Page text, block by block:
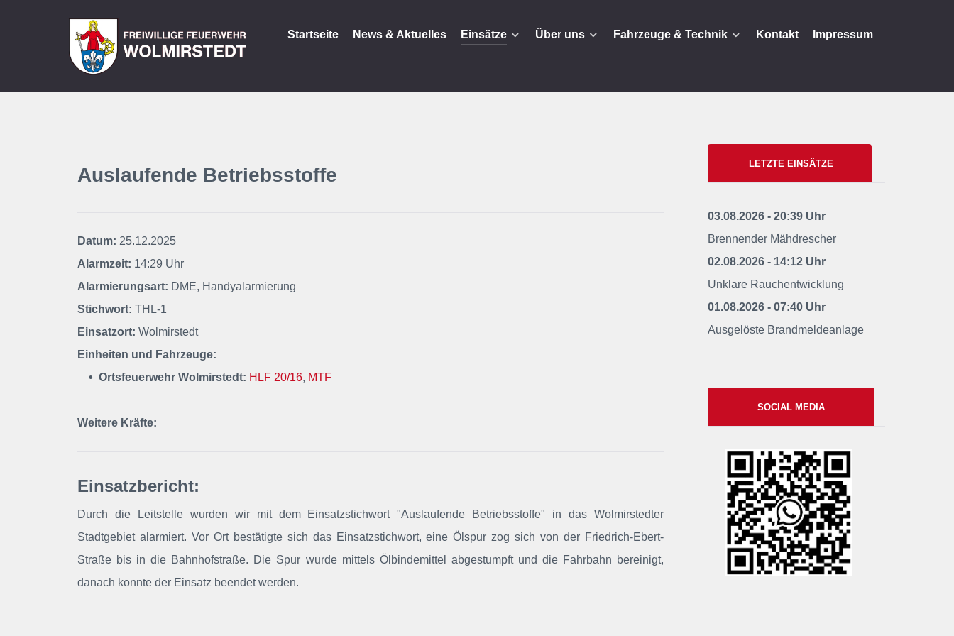
Startseite News & Aktuelles Einsätze Über uns Fahrzeuge & Technik Kontakt Impressum
Auslaufende Betriebsstoffe
Datum: 25.12.2025
Alarmzeit: 14:29 Uhr
Alarmierungsart: DME, Handyalarmierung
Stichwort: THL-1
Einsatzort: Wolmirstedt
Einheiten und Fahrzeuge:
• Ortsfeuerwehr Wolmirstedt: HLF 20/16, MTF
Weitere Kräfte:
Einsatzbericht:
Durch die Leitstelle wurden wir mit dem Einsatzstichwort "Auslaufende Betriebsstoffe" in das Wolmirstedter
Stadtgebiet alarmiert. Vor Ort bestätigte sich das Einsatzstichwort, eine Ölspur zog sich von der Friedrich-Ebert-
Straße bis in die Bahnhofstraße. Die Spur wurde mittels Ölbindemittel abgestumpft und die Fahrbahn bereinigt,
danach konnte der Einsatz beendet werden.
LETZTE EINSÄTZE
03.08.2026 - 20:39 Uhr
Brennender Mähdrescher
02.08.2026 - 14:12 Uhr
Unklare Rauchentwicklung
01.08.2026 - 07:40 Uhr
Ausgelöste Brandmeldeanlage
SOCIAL MEDIA